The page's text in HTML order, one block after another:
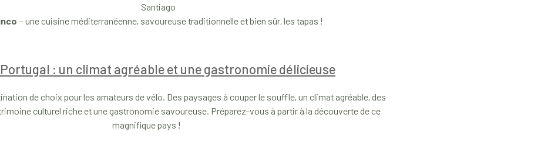
Santiago
– une cuisine méditerranéenne, savoureuse traditionnelle et bien sûr, les tapas !
: un climat agréable et une gastronomie délicieuse
de choix pour les amateurs de vélo. Des paysages à couper le souffle, un climat agréable, des
culturel riche et une gastronomie savoureuse. Préparez-vous à partir à la découverte de ce
magnifique pays !